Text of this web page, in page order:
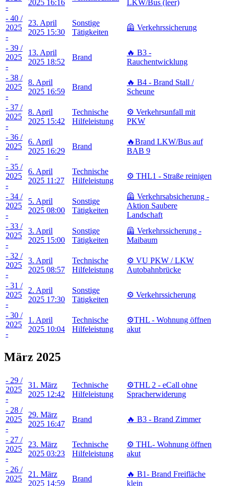
-
2025 16:16
LKW/Bus (leer)
- 40 /
2025
-
23. April
2025 15:30
Sonstige
Tätigkeiten
🦺 Verkehrssicherung
- 39 /
2025
-
13. April
2025 18:52
Brand
🔥 B3 -
Rauchentwicklung
- 38 /
2025
-
8. April
2025 16:59
Brand
🔥 B4 - Brand Stall /
Scheune
- 37 /
2025
-
8. April
2025 15:42
Technische
Hilfeleistung
⚙️ Verkehrsunfall mit
PKW
- 36 /
2025
-
6. April
2025 16:29
Brand
🔥Brand LKW/Bus auf
BAB 9
- 35 /
2025
-
6. April
2025 11:27
Technische
Hilfeleistung
⚙️ THL1 - Straße reinigen
- 34 /
2025
-
5. April
2025 08:00
Sonstige
Tätigkeiten
🦺 Verkehrsabsicherung -
Aktion Saubere
Landschaft
- 33 /
2025
-
3. April
2025 15:00
Sonstige
Tätigkeiten
🦺 Verkehrssicherung -
Maibaum
- 32 /
2025
-
3. April
2025 08:57
Technische
Hilfeleistung
⚙️ VU PKW / LKW
Autobahnbrücke
- 31 /
2025
-
2. April
2025 17:30
Sonstige
Tätigkeiten
⚙️ Verkehrssicherung
- 30 /
2025
-
1. April
2025 10:04
Technische
Hilfeleistung
⚙️THL - Wohnung öffnen
akut
März 2025
- 29 /
2025
-
31. März
2025 12:42
Technische
Hilfeleistung
⚙️THL 2 - eCall ohne
Spracherwiderung
- 28 /
2025
-
29. März
2025 16:47
Brand 🔥 B3 - Brand Zimmer
- 27 /
2025
-
23. März
2025 03:23
Technische
Hilfeleistung
⚙️ THL- Wohnung öffnen
akut
- 26 /
2025
21. März
2025 14:59
Brand
🔥 B1- Brand Freifläche
klein